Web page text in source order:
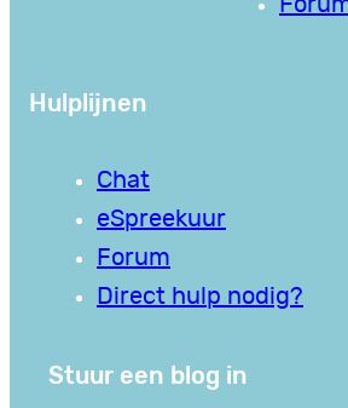
Hulplijnen
Chat
eSpreekuur
Forum
Direct hulp nodig?
Stuur een blog in